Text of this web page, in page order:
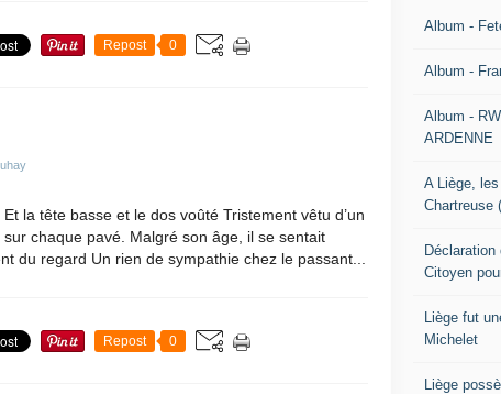
Repost 0
la tête basse et le dos voûté Tristement vêtu d’un
chaque pavé. Malgré son âge, il se sentait
du regard Un rien de sympathie chez le passant...
Repost 0
Album -
Album -
Album -
ARDENNE
A Liège,
Chartreuse
Citoyen
Liège fut
Michelet
Liège